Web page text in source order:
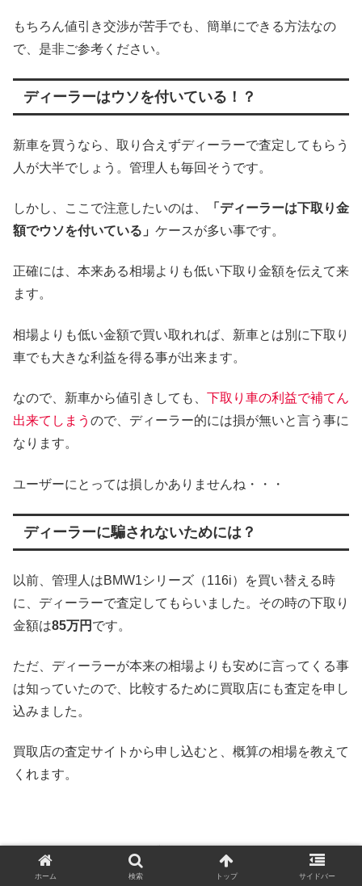
もちろん値引き交渉が苦手でも、簡単にできる方法なの
で、是非ご参考ください。
ディーラーはウソを付いている！？
新車を買うなら、取り合えずディーラーで査定してもらう
人が大半でしょう。管理人も毎回そうです。
しかし、ここで注意したいのは、
「ディーラーは下取り金
額でウソを付いている」 ケースが多い事です。
正確には、本来ある相場よりも低い下取り金額を伝えて来
ます。
相場よりも低い金額で買い取れれば、新車とは別に下取り
車でも大きな利益を得る事が出来ます。
なので、新車から値引きしても、 下取り車の利益で補てん
出来てしまう ので、ディーラー的には損が無いと言う事に
なります。
ユーザーにとっては損しかありませんね・・・
ディーラーに騙されないためには？
以前、管理人はBMW1シリーズ（116i）を買い替える時
に、ディーラーで査定してもらいました。その時の下取り
金額は85万円 です。
ただ、ディーラーが本来の相場よりも安めに言ってくる事
は知っていたので、比較するために買取店にも査定を申し
込みました。
買取店の査定サイトから申し込むと、概算の相場を教えて
くれます。
ホーム 検索 トップ サイドバー